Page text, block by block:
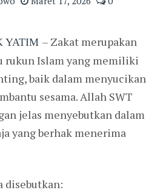
YATIM – Zakat merupakan
rukun Islam yang memiliki
baik dalam menyucikan
sesama. Allah SWT
jelas menyebutkan dalam
yang berhak menerima
disebutkan: